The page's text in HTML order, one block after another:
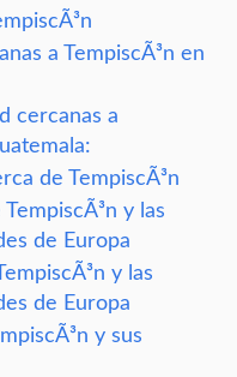
a TempiscÃ³n en
cercanas a
de TempiscÃ³n
y las
de Europa
y las
de Europa
y sus